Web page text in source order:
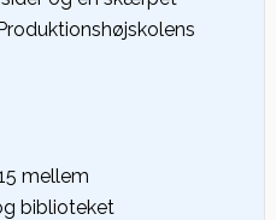
mellem
biblioteket